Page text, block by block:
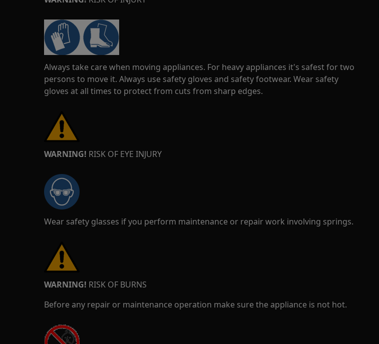
Always take care when moving appliances. For heavy appliances it's safest for two
persons to move it. Always use safety gloves and safety footwear. Wear safety
gloves at all times to protect from cuts from sharp edges.
WARNING! RISK OF EYE INJURY
Wear safety glasses if you perform maintenance or repair work involving springs.
WARNING! RISK OF BURNS
Before any repair or maintenance operation make sure the appliance is not hot.